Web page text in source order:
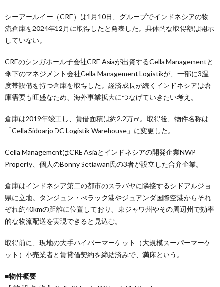
シーアールイー（CRE）は1月10日、グループでインドネシアの物
流倉庫を2024年12月に取得したと発表した。具体的な取得額は開示
していない。
CREのシンガポール子会社CRE Asiaが出資するCella Managementと
傘下のマネジメント会社Cella Management Logistikが、一部に3温
度帯設備を持つ倉庫を取得した。経済成長が続くインドネシアは倉
庫需要も旺盛なため、海外事業拡大につなげていきたい考え。
倉庫は2019年竣工し、賃借面積は約2.2万㎡。取得後、物件名称は
「Cella Sidoarjo DC Logistik Warehouse」に変更した。
Cella ManagementはCRE Asiaとインドネシアの開発企業NWP
Property、個人のBonny Setiawan氏の3者が設立した合弁企業。
倉庫はインドネシア第二の都市のスラバヤに隣接するシドアルジョ
県に立地。タンジュン・ぺラック港やジュアンダ国際空港からそれ
ぞれ約40kmの距離に位置しており、東ジャワ州やその周辺州で効率
的な物流配送を実現できると見込む。
取得前に、現地の大手ハイパーマーケット（大規模スーパーマーケ
ット）小売業者と賃貸借契約を締結済みで、満床という。
■物件概要